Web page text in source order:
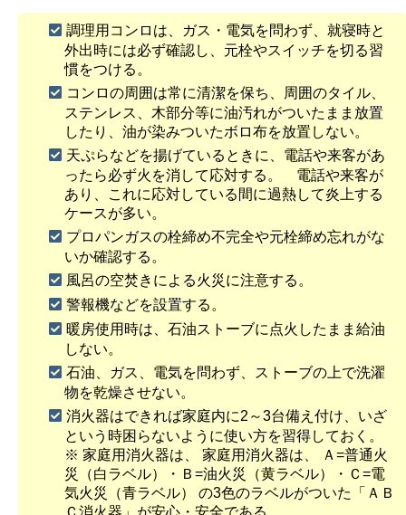
調理用コンロは、ガス・電気を問わず、就寝時と
外出時には必ず確認し、元栓やスイッチを切る習
慣をつける。
コンロの周囲は常に清潔を保ち、周囲のタイル、
ステンレス、木部分等に油汚れがついたまま放置
したり、油が染みついたボロ布を放置しない。
天ぷらなどを揚げているときに、電話や来客があ
ったら必ず火を消して応対する。 電話や来客が
あり、これに応対している間に過熱して炎上する
ケースが多い。
プロパンガスの栓締め不完全や元栓締め忘れがな
いか確認する。
風呂の空焚きによる火災に注意する。
警報機などを設置する。
暖房使用時は、石油ストーブに点火したまま給油
しない。
石油、ガス、電気を問わず、ストーブの上で洗濯
物を乾燥させない。
消火器はできれば家庭内に2～3台備え付け、いざ
という時困らないように使い方を習得しておく。
※ 家庭用消火器は、 家庭用消火器は、 Ａ=普通火
災（白ラベル）・Ｂ=油火災（黄ラベル）・Ｃ=電
気火災（青ラベル） の3色のラベルがついた「ＡＢ
Ｃ消火器」が安心・安全である。